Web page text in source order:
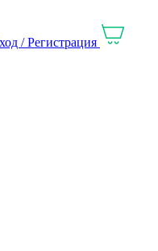
/ Регистрация